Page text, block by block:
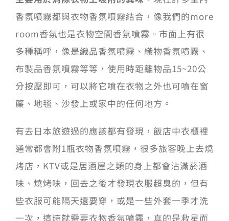
香氛噴霧都與衣物香氛噴霧結合，像我們的more
room香氛也是衣物空間香氛噴霧。市面上有很
多種稱呼，像是織品香氛噴霧、織物香氛噴霧、
布製品香氛噴霧等等，使用時距離物品15~20公
分按壓即可，可以將它噴在衣物之外也可噴在窗
簾、地毯、沙發上或家中的任何地方。
有去日本旅遊過的應該都有發現，飯店中衣櫃裡
通常都會附1瓶衣物香氛噴霧，很多旅客晚上去燒
烤店，KTV或是居酒屋之類的身上都會沾滿菸酒
味、燒烤味，回去之後才發現衣服超臭的，但有
些衣服可能隔天還要穿，或是一些外套一季才洗
一次，這時就需要衣物香氛噴霧，真的是救星而